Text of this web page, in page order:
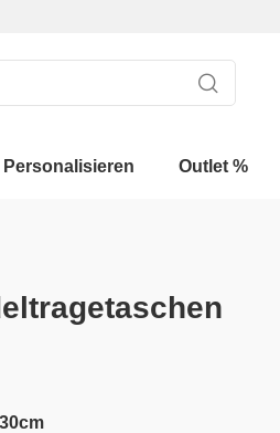
Personalisieren Outlet %